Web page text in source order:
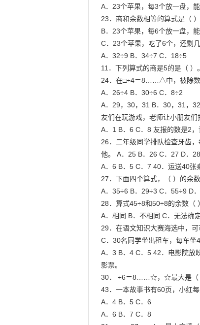
A．23个苹果，每3个放一盘，
23．商和余数相等的算式是（ ）
B．23个苹果，每6个放一盘，
C．23个苹果，吃了6个，还剩
A．32÷9 B．34÷7 C．18÷5
11．下列算式的商是5的是（ ）。
24．在□÷4＝8……△中，被除数
A．26÷4 B．30÷6 C．8÷2
A．29，30，31 B．30，31，
友们在玩游戏，老师让小朋友
A．1 B．6 C．8 友报的数是2
26．二年级同学排队检查牙齿
他。 A．25 B．26 C．27 D．28
A．6 B．5 C．7 40．运送40张
27．下面四个算式，（ ）的余
A．35÷6 B．29÷3 C．55÷9 D
28．算式45÷8和50÷8的余数（
A．相同 B．不相同 C．无法确
29．在语文知识大赛海选中，
C．30名同学坐出租车，每车坐
A．3 B．4 C．5 42．电影院放
影票。
30． ÷6＝8……☆，☆最大是（
43．一本故事书有60页，小红
A．4 B．5 C．6
A．6 B．7 C．8